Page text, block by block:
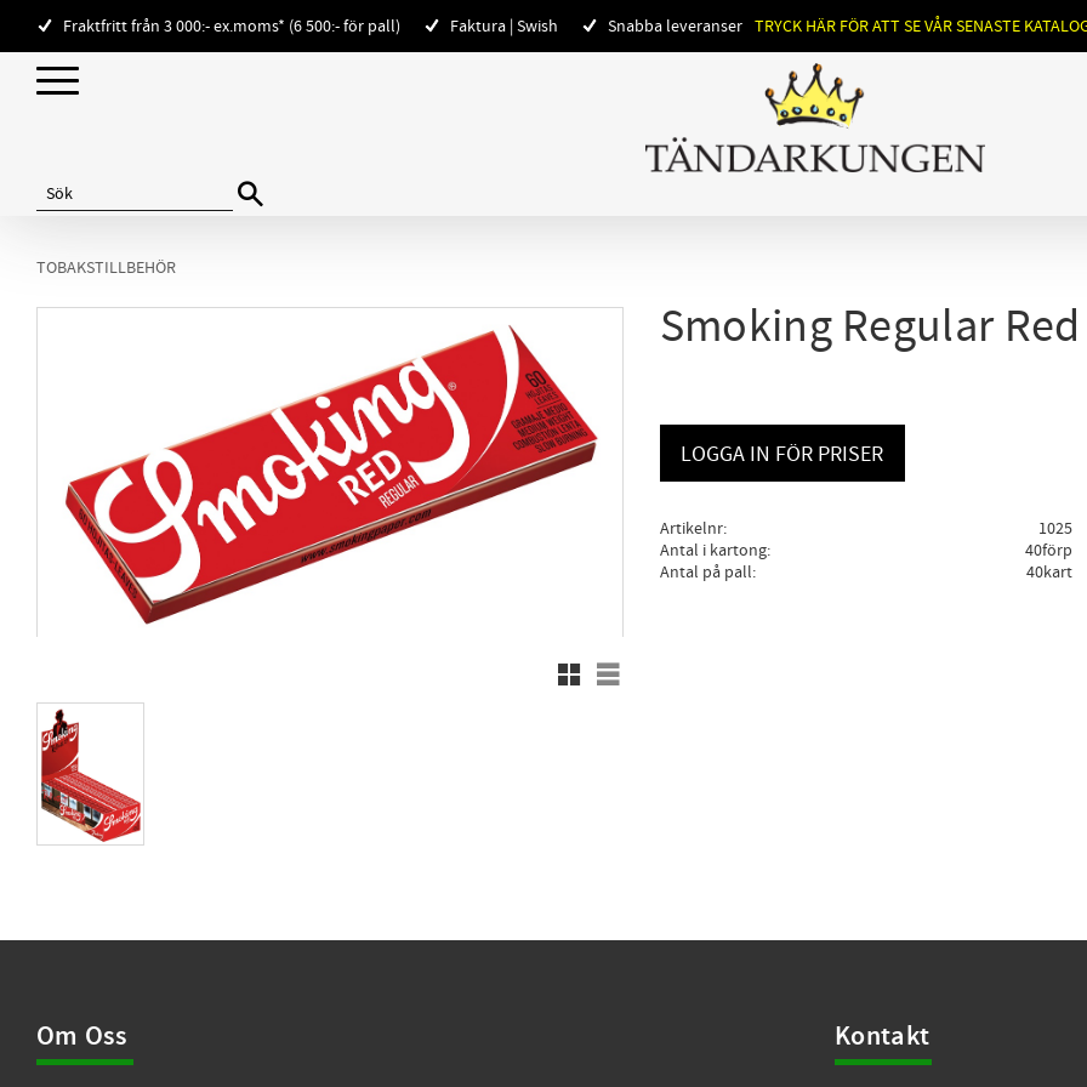
Fraktfritt från 3 000:- ex.moms* (6 500:- för pall) Faktura | Swish Snabba leveranser TRYCK HÄR FÖR ATT SE VÅR SENASTE
TOBAKSTILLBEHÖR
Smoking Regular
Rutnätsvy
Listvy
LOGGA IN FÖR PRISER
Artikelnr
1025
Antal i kartong
40förp
Antal på pall
40kart
Om Oss Kontakt